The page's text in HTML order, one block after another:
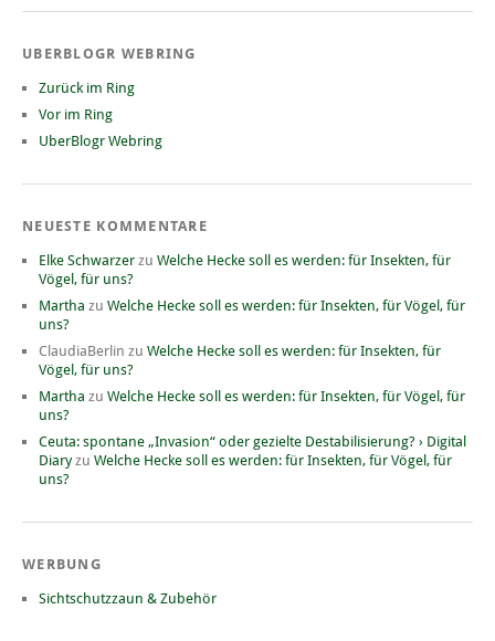
UBERBLOGR WEBRING
Zurück im Ring
Vor im Ring
UberBlogr Webring
NEUESTE KOMMENTARE
Elke Schwarzer zu Welche Hecke soll es werden: für Insekten, für
Vögel, für uns?
Martha zu Welche Hecke soll es werden: für Insekten, für Vögel, für
uns?
ClaudiaBerlin zu Welche Hecke soll es werden: für Insekten, für
Vögel, für uns?
Martha zu Welche Hecke soll es werden: für Insekten, für Vögel, für
uns?
Ceuta: spontane „Invasion“ oder gezielte Destabilisierung? › Digital
Diaryzu Welche Hecke soll es werden: für Insekten, für Vögel, für
uns?
WERBUNG
Sichtschutzzaun & Zubehör